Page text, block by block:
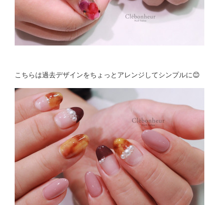
こちらは過去デザインをちょっとアレンジしてシンプルに😊